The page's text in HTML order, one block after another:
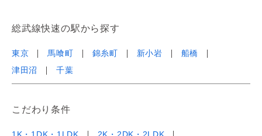
総武線快速の駅から探す
東京 馬喰町 錦糸町 新小岩
船橋
津田沼
千葉
こだわり条件